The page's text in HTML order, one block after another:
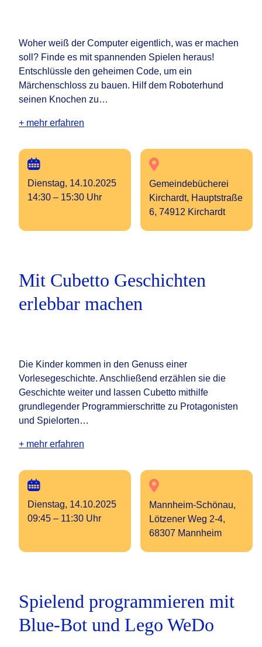
Woher weiß der Computer eigentlich, was er machen
soll? Finde es mit spannenden Spielen heraus!
Entschlüssle den geheimen Code, um ein
Märchenschloss zu bauen. Hilf dem Roboterhund
seinen Knochen zu…
+ mehr erfahren
Dienstag, 14.10.2025
14:30 – 15:30 Uhr
Gemeindebücherei
Kirchardt, Hauptstraße
6, 74912 Kirchardt
Mit Cubetto Geschichten
erlebbar machen
Die Kinder kommen in den Genuss einer
Vorlesegeschichte. Anschließend erzählen sie die
Geschichte weiter und lassen Cubetto mithilfe
grundlegender Programmierschritte zu Protagonisten
und Spielorten…
+ mehr erfahren
Dienstag, 14.10.2025
09:45 – 11:30 Uhr
Mannheim-Schönau,
Lötzener Weg 2-4,
68307 Mannheim
Spielend programmieren mit
Blue-Bot und Lego WeDo